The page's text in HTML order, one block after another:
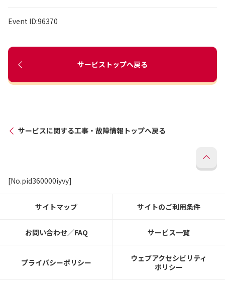
Event ID:96370
サービストップへ戻る
サービスに関する工事・故障情報トップへ戻る
[No.pid360000iyvy]
サイトマップ サイトのご利用条件
お問い合わせ／FAQ サービス一覧
プライバシーポリシー
ウェブアクセシビリティ
ポリシー